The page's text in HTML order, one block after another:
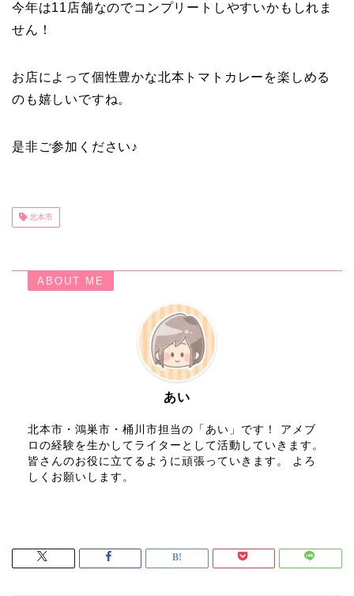
今年は11店舗なのでコンプリートしやすいかもしれま
せん！
お店によって個性豊かな北本トマトカレーを楽しめる
のも嬉しいですね。
是非ご参加ください♪
北本市
ABOUT ME
あい
北本市・鴻巣市・桶川市担当の「あい」です！ アメブ
ロの経験を生かしてライターとして活動していきます。
皆さんのお役に立てるように頑張っていきます。 よろ
しくお願いします。